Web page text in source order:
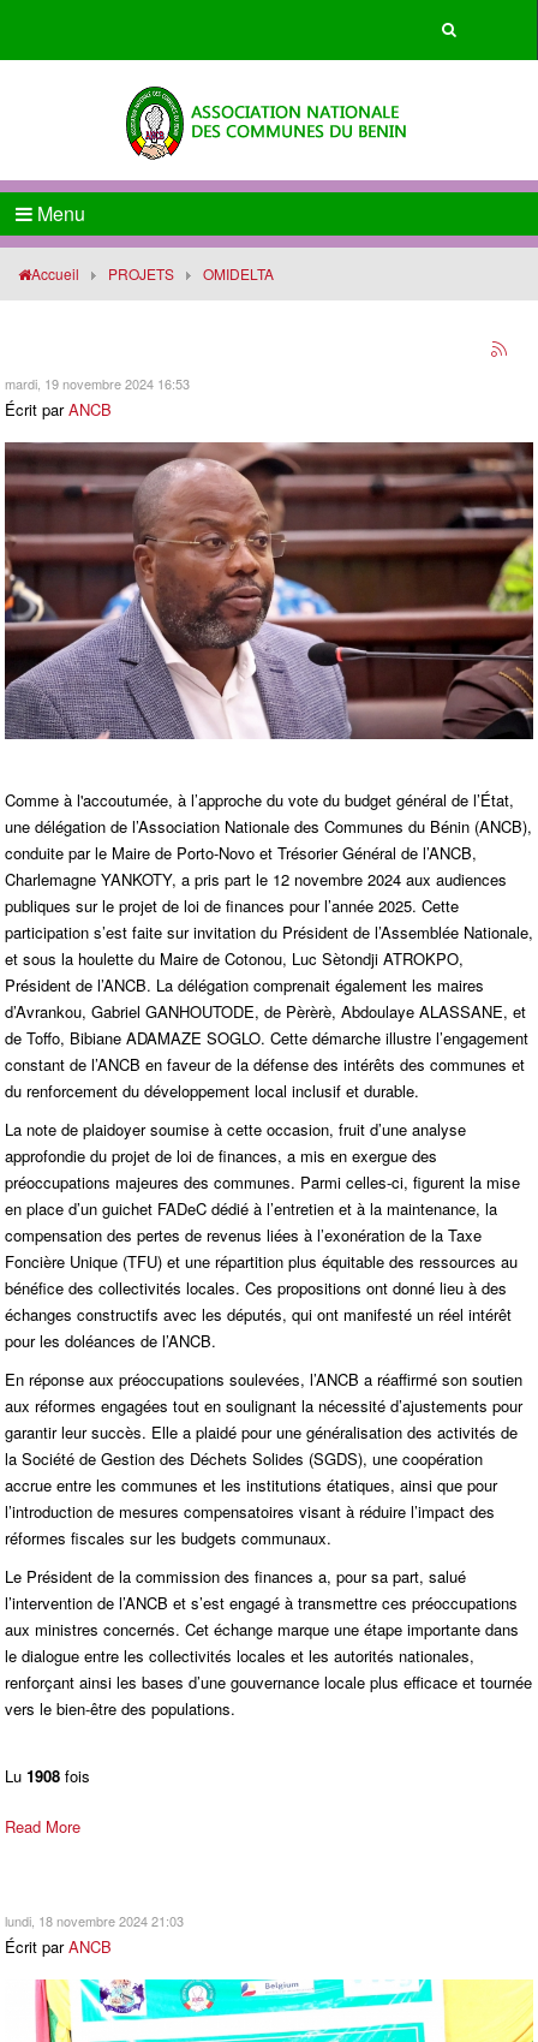
Menu
Accueil PROJETS OMIDELTA
mardi, 19 novembre 2024 16:53
Écrit parANCB
Comme à l'accoutumée, à l’approche du vote du budget général de l’État,
une délégation de l’Association Nationale des Communes du Bénin (ANCB),
conduite par le Maire de Porto-Novo et Trésorier Général de l’ANCB,
Charlemagne YANKOTY, a pris part le 12 novembre 2024 aux audiences
publiques sur le projet de loi de finances pour l’année 2025. Cette
participation s’est faite sur invitation du Président de l’Assemblée Nationale,
et sous la houlette du Maire de Cotonou, Luc Sètondji ATROKPO,
Président de l’ANCB. La délégation comprenait également les maires
d’Avrankou, Gabriel GANHOUTODE, de Pèrèrè, Abdoulaye ALASSANE, et
de Toffo, Bibiane ADAMAZE SOGLO. Cette démarche illustre l’engagement
constant de l’ANCB en faveur de la défense des intérêts des communes et
du renforcement du développement local inclusif et durable.
La note de plaidoyer soumise à cette occasion, fruit d’une analyse
approfondie du projet de loi de finances, a mis en exergue des
préoccupations majeures des communes. Parmi celles-ci, figurent la mise
en place d’un guichet FADeC dédié à l’entretien et à la maintenance, la
compensation des pertes de revenus liées à l’exonération de la Taxe
Foncière Unique (TFU) et une répartition plus équitable des ressources au
bénéfice des collectivités locales. Ces propositions ont donné lieu à des
échanges constructifs avec les députés, qui ont manifesté un réel intérêt
pour les doléances de l’ANCB.
En réponse aux préoccupations soulevées, l’ANCB a réaffirmé son soutien
aux réformes engagées tout en soulignant la nécessité d’ajustements pour
garantir leur succès. Elle a plaidé pour une généralisation des activités de
la Société de Gestion des Déchets Solides (SGDS), une coopération
accrue entre les communes et les institutions étatiques, ainsi que pour
l’introduction de mesures compensatoires visant à réduire l’impact des
réformes fiscales sur les budgets communaux.
Le Président de la commission des finances a, pour sa part, salué
l’intervention de l’ANCB et s’est engagé à transmettre ces préoccupations
aux ministres concernés. Cet échange marque une étape importante dans
le dialogue entre les collectivités locales et les autorités nationales,
renforçant ainsi les bases d’une gouvernance locale plus efficace et tournée
vers le bien-être des populations.
Lu 1908 fois
Read More
lundi, 18 novembre 2024 21:03
Écrit parANCB